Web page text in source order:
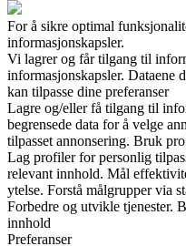
For å sikre optimal
informasjonskapsler.
Vi lagrer og får tilgang til
informasjonskapsler. Dataene
kan tilpasse dine preferanser
Lagre og/eller få tilgang til
begrensede data for å velge
tilpasset annonsering. Bruk
Lag profiler for personlig
relevant innhold. Mål
ytelse. Forstå målgrupper via
Forbedre og utvikle tjenester.
innhold
Preferanser